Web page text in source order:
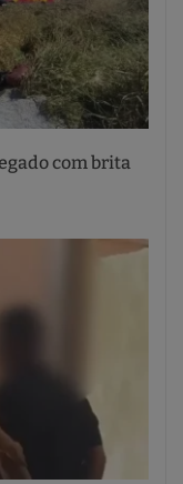
com brita